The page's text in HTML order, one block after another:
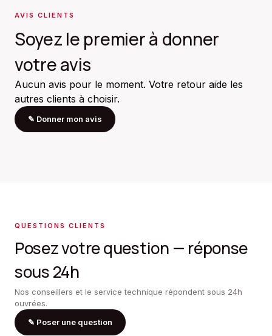
AVIS CLIENTS
Soyez le premier à donner
votre avis
Aucun avis pour le moment. Votre retour aide les
autres clients à choisir.
✎ Donner mon avis
QUESTIONS CLIENTS
Posez votre question — réponse
sous 24h
Nos conseillers et le service technique répondent sous 24h
ouvrées.
✎ Poser une question